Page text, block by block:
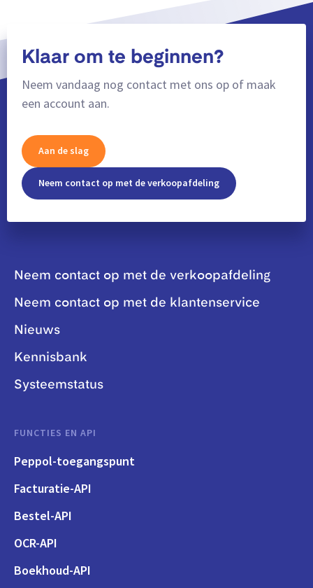
Klaar om te beginnen?
Neem vandaag nog contact met ons op of maak
een account aan.
Aan de slag
Neem contact op met de verkoopafdeling
Neem contact op met de verkoopafdeling
Neem contact op met de klantenservice
Nieuws
Kennisbank
Systeemstatus
FUNCTIES EN API
Peppol-toegangspunt
Facturatie-API
Bestel-API
OCR-API
Boekhoud-API